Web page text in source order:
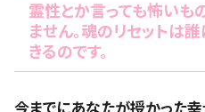
霊性とか言っても怖いも
ません。魂のリセットは
きるのです。